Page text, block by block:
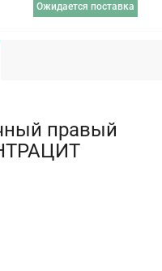
ожидается поставка
правый